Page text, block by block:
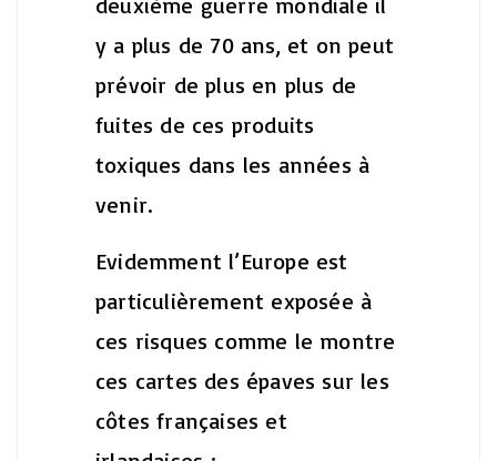
y a plus de 70 ans, et on peut
prévoir de plus en plus de
fuites de ces produits
toxiques dans les années à
venir.
Evidemment l’Europe est
particulièrement exposée à
ces risques comme le montre
ces cartes des épaves sur les
côtes françaises et